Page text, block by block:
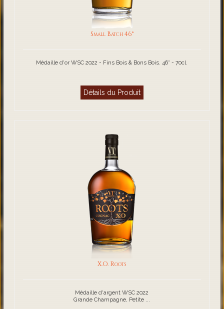
Small Batch 46°
Médaille d'or WSC 2022 - Fins Bois & Bons Bois. 46° - 70cl.
Détails du Produit
X.O. Roots
Médaille d'argent WSC 2022
Grande Champagne, Petite ...